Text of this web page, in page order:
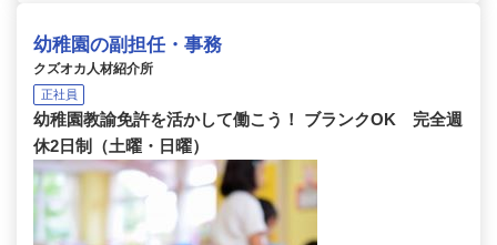
幼稚園の副担任・事務
クズオカ人材紹介所
正社員
幼稚園教諭免許を活かして働こう！ ブランクOK 完全週
休2日制（土曜・日曜）